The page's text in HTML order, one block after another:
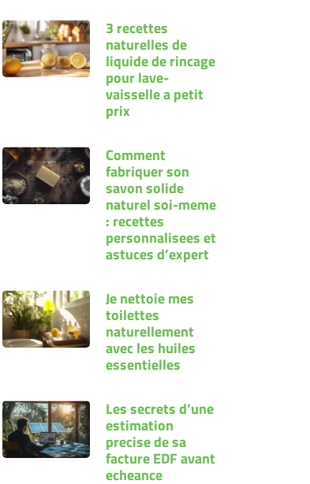
3 recettes
naturelles de
liquide de rincage
pour lave-
vaisselle a petit
prix
Comment
fabriquer son
savon solide
naturel soi-meme
: recettes
personnalisees et
astuces d’expert
Je nettoie mes
toilettes
naturellement
avec les huiles
essentielles
Les secrets d’une
estimation
precise de sa
facture EDF avant
echeance